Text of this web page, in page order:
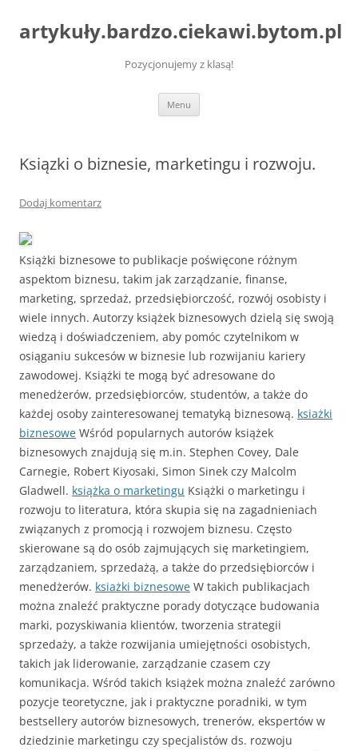
artykuły.bardzo.ciekawi.bytom.pl
Pozycjonujemy z klasą!
Menu
Ksiązki o biznesie, marketingu i rozwoju.
Dodaj komentarz
Książki biznesowe to publikacje poświęcone różnym
aspektom biznesu, takim jak zarządzanie, finanse,
marketing, sprzedaż, przedsiębiorczość, rozwój osobisty i
wiele innych. Autorzy książek biznesowych dzielą się swoją
wiedzą i doświadczeniem, aby pomóc czytelnikom w
osiąganiu sukcesów w biznesie lub rozwijaniu kariery
zawodowej. Książki te mogą być adresowane do
menedżerów, przedsiębiorców, studentów, a także do
każdej osoby zainteresowanej tematyką biznesową. ksiażki
biznesowe Wśród popularnych autorów książek
biznesowych znajdują się m.in. Stephen Covey, Dale
Carnegie, Robert Kiyosaki, Simon Sinek czy Malcolm
Gladwell. książka o marketingu Książki o marketingu i
rozwoju to literatura, która skupia się na zagadnieniach
związanych z promocją i rozwojem biznesu. Często
skierowane są do osób zajmujących się marketingiem,
zarządzaniem, sprzedażą, a także do przedsiębiorców i
menedżerów. ksiażki biznesowe W takich publikacjach
można znaleźć praktyczne porady dotyczące budowania
marki, pozyskiwania klientów, tworzenia strategii
sprzedaży, a także rozwijania umiejętności osobistych,
takich jak liderowanie, zarządzanie czasem czy
komunikacja. Wśród takich książek można znaleźć zarówno
pozycje teoretyczne, jak i praktyczne poradniki, w tym
bestsellery autorów biznesowych, trenerów, ekspertów w
dziedzinie marketingu czy specjalistów ds. rozwoju